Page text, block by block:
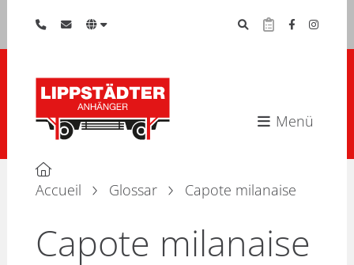
Menü
Accueil Glossar Capote milanaise
Capote milanaise